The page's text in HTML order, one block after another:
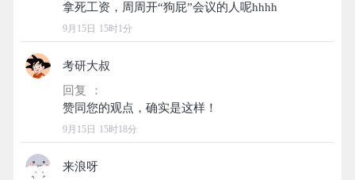
9月15日 15时1分
考研大叔
回复 ：
9月15日 15时18分
来浪呀